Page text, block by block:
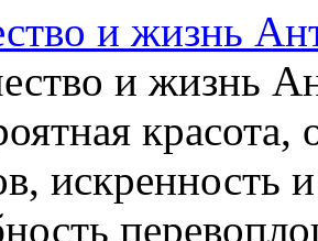
и жизнь
искренность